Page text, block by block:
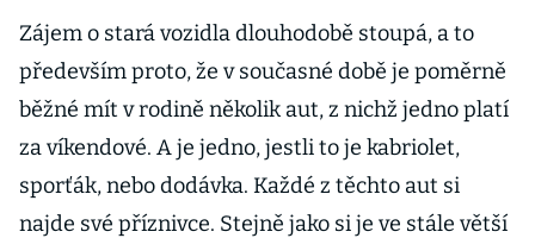
Zájem o stará vozidla dlouhodobě stoupá, a to
především proto, že v současné době je poměrně
běžné mít v rodině několik aut, z nichž jedno platí
za víkendové. A je jedno, jestli to je kabriolet,
sporťák, nebo dodávka. Každé z těchto aut si
najde své příznivce. Stejně jako si je ve stále větší